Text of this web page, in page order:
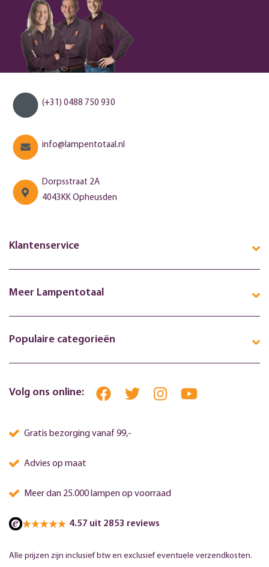
(+31) 0488 750 930
info@lampentotaal.nl
Dorpsstraat 2A
4043KK Opheusden
Klantenservice
Meer Lampentotaal
Populaire categorieën
Volg ons online:
Gratis bezorging vanaf 99,-
Advies op maat
Meer dan 25.000 lampen op voorraad
4.57 uit 2853 reviews
Alle prijzen zijn inclusief btw en exclusief eventuele verzendkosten.